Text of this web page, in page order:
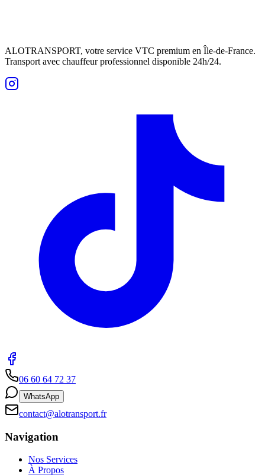
ALOTRANSPORT, votre service VTC premium en Île-de-France.
Transport avec chauffeur professionnel disponible 24h/24.
06 60 64 72 37
WhatsApp
contact@alotransport.fr
Navigation
Nos Services
À Propos